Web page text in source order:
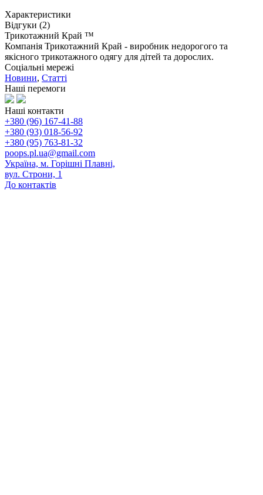
Характеристики
Відгуки (2)
Трикотажний Край ™
Компанія Трикотажний Край - виробник недорогого та
якісного трикотажного одягу для дітей та дорослих.
Соціальні мережі
Новини, Статті
Наші перемоги
Наші контакти
+380 (96) 167-41-88
+380 (93) 018-56-92
+380 (95) 763-81-32
poops.pl.ua@gmail.com
Україна, м. Горішні Плавні,
вул. Строни, 1
До контактів